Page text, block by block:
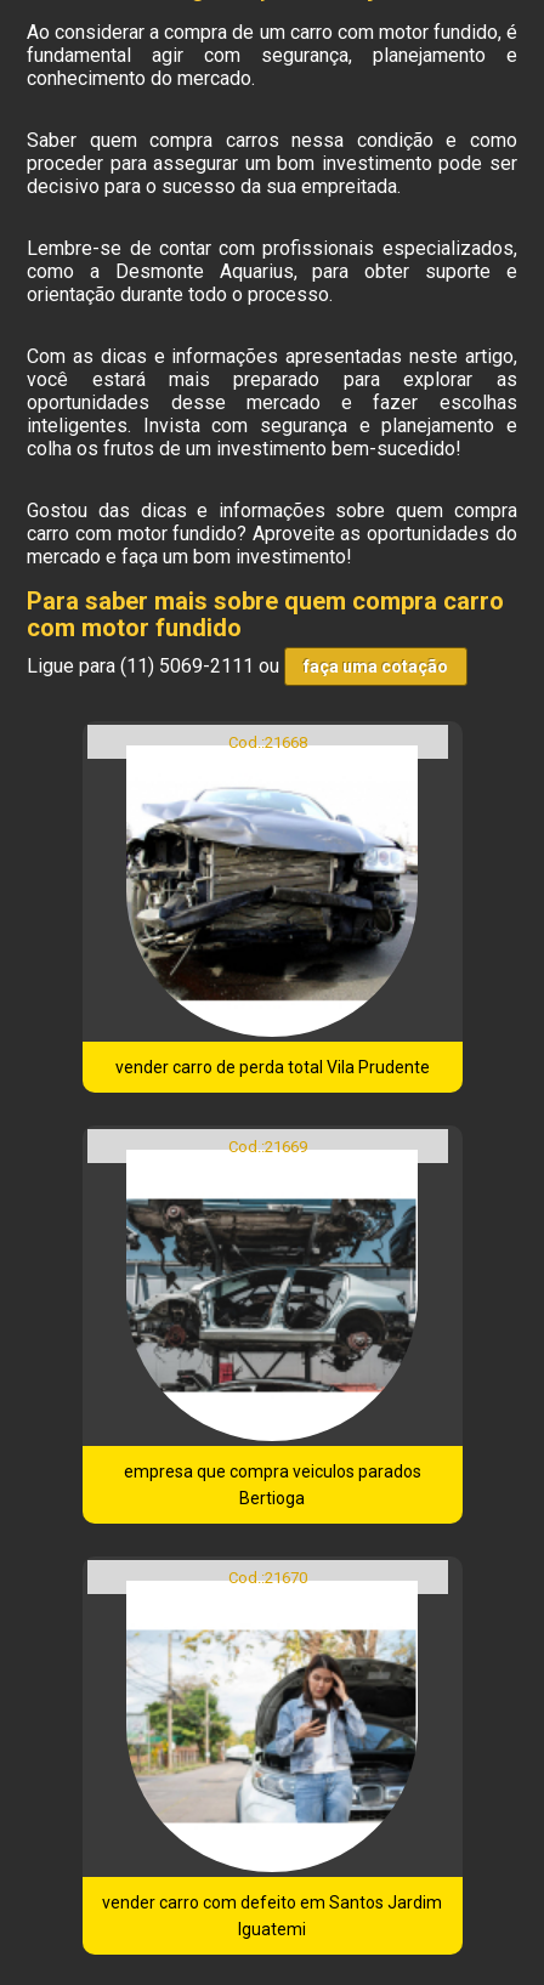
Ao considerar a compra de um carro com motor fundido, é
fundamental agir com segurança, planejamento e
conhecimento do mercado.
Saber quem compra carros nessa condição e como
proceder para assegurar um bom investimento pode ser
decisivo para o sucesso da sua empreitada.
Lembre-se de contar com profissionais especializados,
como a Desmonte Aquarius, para obter suporte e
orientação durante todo o processo.
Com as dicas e informações apresentadas neste artigo,
você estará mais preparado para explorar as
oportunidades desse mercado e fazer escolhas
inteligentes. Invista com segurança e planejamento e
colha os frutos de um investimento bem-sucedido!
Gostou das dicas e informações sobre quem compra
carro com motor fundido? Aproveite as oportunidades do
mercado e faça um bom investimento!
Para saber mais sobre quem compra carro
com motor fundido
Ligue para(11) 5069-2111 ou faça uma cotação
Cod.:21668
vender carro de perda total Vila Prudente
Cod.:21669
empresa que compra veiculos parados
Bertioga
Cod.:21670
vender carro com defeito em Santos Jardim
Iguatemi